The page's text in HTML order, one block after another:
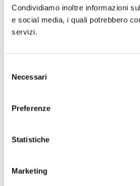
Condividiamo inoltre informazioni
e social media, i quali potrebbero
servizi.
delNecessari
Preferenze
Statistiche
Marketing